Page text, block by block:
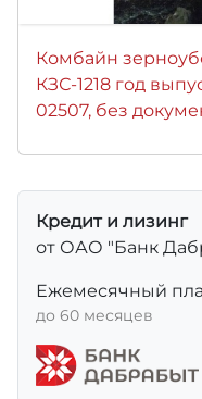
Комбайн
КЗС-1218 год
02507, без
Кредит и лизинг
от ОАО "Банк
Ежемесячный
до 60 месяцев